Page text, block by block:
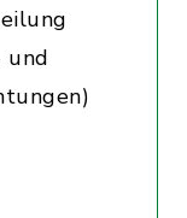
und